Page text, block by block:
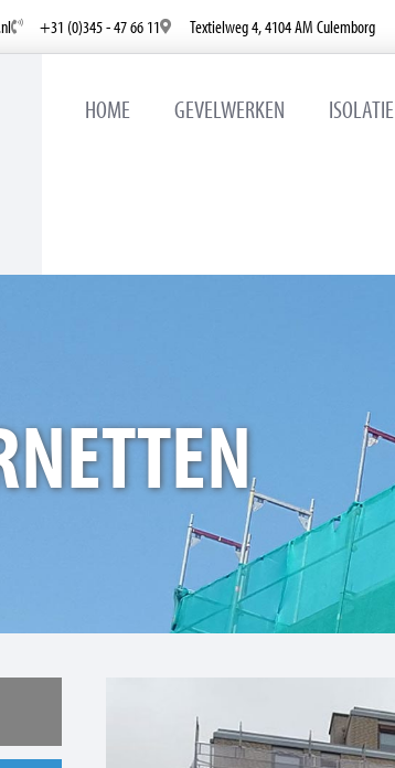
+31 (0)345 - 47 66 11 Textielweg 4, 4104 AM Culemborg
HOME GEVELWERKEN ISOLATIE